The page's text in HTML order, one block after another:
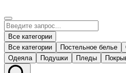
Все категории
Все категории
Постельное белье
Одеяла
Подушки Пледы